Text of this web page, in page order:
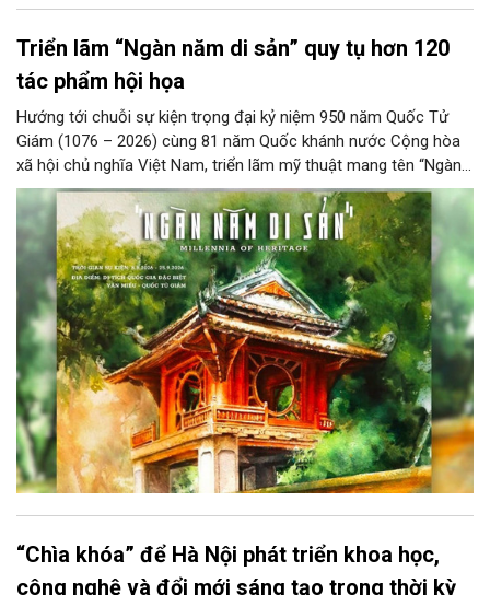
Triển lãm “Ngàn năm di sản” quy tụ hơn 120
tác phẩm hội họa
Hướng tới chuỗi sự kiện trọng đại kỷ niệm 950 năm Quốc Tử
Giám (1076 – 2026) cùng 81 năm Quốc khánh nước Cộng hòa
xã hội chủ nghĩa Việt Nam, triển lãm mỹ thuật mang tên “Ngàn
năm di sản” sẽ chính thức khai mạc vào ngày 8/8 tại Nhà Thái
Học, Di tích Quốc gia đặc biệt Văn Miếu – Quốc Tử Giám. Sự
kiện kéo dài đến ngày 25/9/2026 hứa hẹn trở thành điểm đến
văn hóa đầy sức hút, góp phần làm phong phú đời sống nghệ
thuật của Thủ đô trong mùa thu này.
“Chìa khóa” để Hà Nội phát triển khoa học,
công nghệ và đổi mới sáng tạo trong thời kỳ